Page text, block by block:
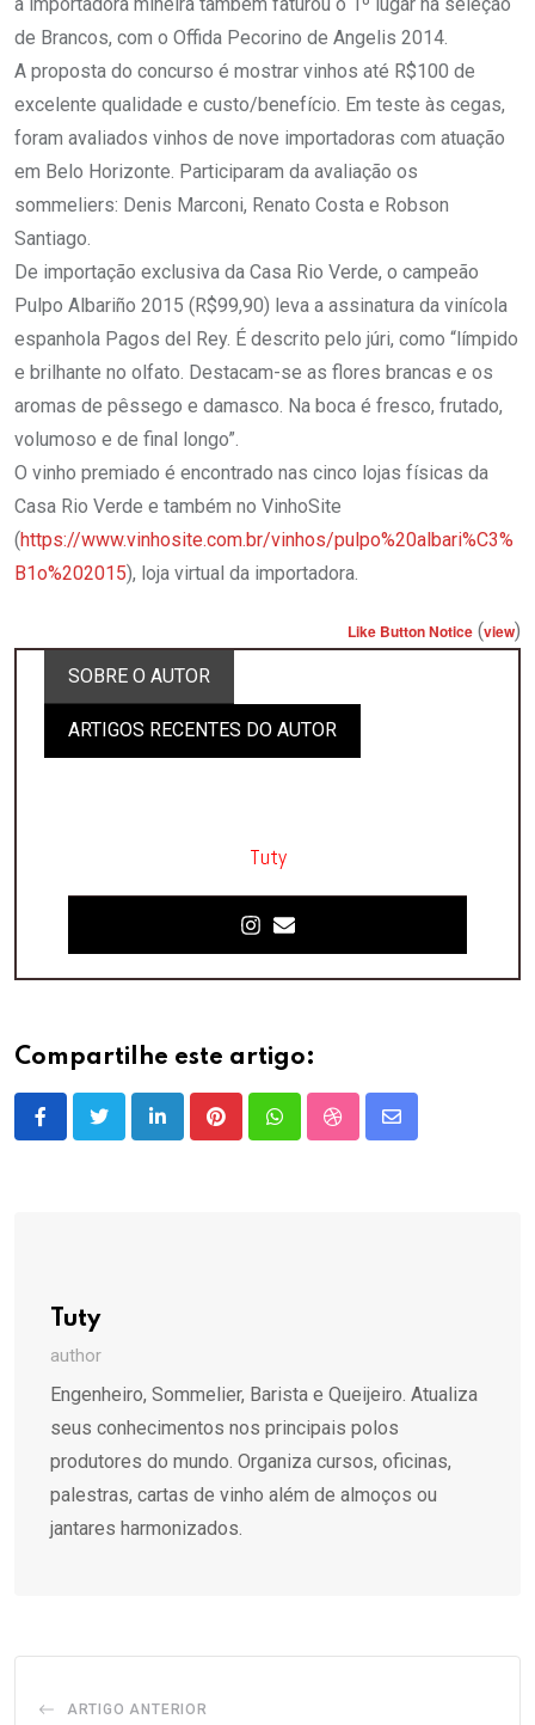
de Brancos, com o Offida Pecorino de Angelis 2014.
A proposta do concurso é mostrar vinhos até R$100 de
excelente qualidade e custo/benefício. Em teste às cegas,
foram avaliados vinhos de nove importadoras com atuação
em Belo Horizonte. Participaram da avaliação os
sommeliers: Denis Marconi, Renato Costa e Robson
Santiago.
De importação exclusiva da Casa Rio Verde, o campeão
Pulpo Albariño 2015 (R$99,90) leva a assinatura da vinícola
espanhola Pagos del Rey. É descrito pelo júri, como “límpido
e brilhante no olfato. Destacam-se as flores brancas e os
aromas de pêssego e damasco. Na boca é fresco, frutado,
volumoso e de final longo”.
O vinho premiado é encontrado nas cinco lojas físicas da
Casa Rio Verde e também no VinhoSite
(https://www.vinhosite.com.br/vinhos/pulpo%20albari%C3%
B1o%202015), loja virtual da importadora.
Like Button Notice (view)
SOBRE O AUTOR
ARTIGOS RECENTES DO AUTOR
Tuty
Compartilhe este artigo:
LinkedInPinterestWhatsappStumbleUpon
Share
Tuty
author
Engenheiro, Sommelier, Barista e Queijeiro. Atualiza
seus conhecimentos nos principais polos
produtores do mundo. Organiza cursos, oficinas,
palestras, cartas de vinho além de almoços ou
jantares harmonizados.
ARTIGO ANTERIOR